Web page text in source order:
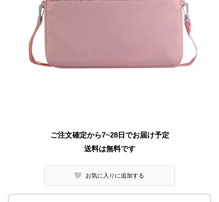
ご注文確定から7~28日でお届け予定
送料は無料です
お気に入りに追加する